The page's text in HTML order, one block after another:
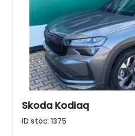
Skoda Kodiaq
ID stoc: 1375